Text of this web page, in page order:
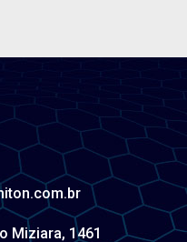
Miziara, 1461